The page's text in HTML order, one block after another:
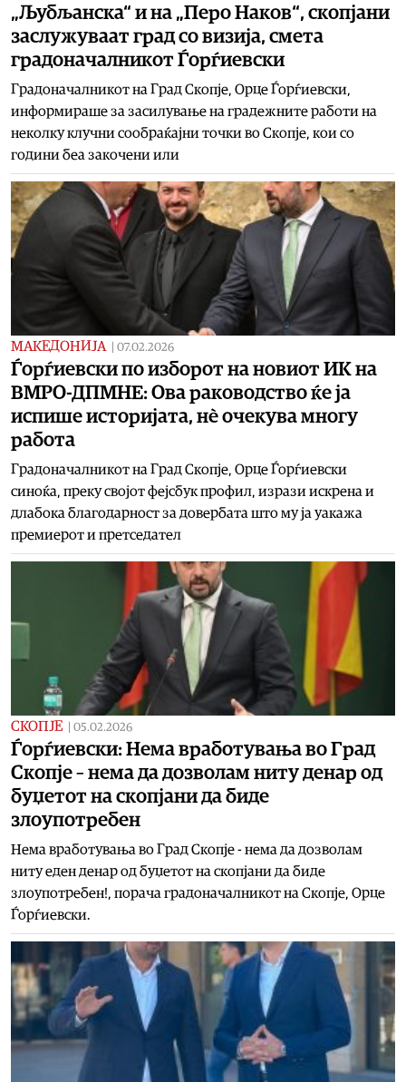
„Љубљанска“ и на „Перо Наков“, скопјани
заслужуваат град со визија, смета
градоначалникот Ѓорѓиевски
Градоначалникот на Град Скопје, Орце Ѓорѓиевски,
информираше за засилување на градежните работи на
неколку клучни сообраќајни точки во Скопје, кои со
години беа закочени или
МАКЕДОНИЈА 07.02.2026
Ѓорѓиевски по изборот на новиот ИК на
ВМРО-ДПМНЕ: Ова раководство ќе ја
испише историјата, нè очекува многу
работа
Градоначалникот на Град Скопје, Орце Ѓорѓиевски
синоќа, преку својот фејсбук профил, изрази искрена и
длабока благодарност за довербата што му ја уакажа
премиерот и претседател
СКОПЈЕ 05.02.2026
Ѓорѓиевски: Нема вработувања во Град
Скопје – нема да дозволам ниту денар од
буџетот на скопјани да биде
злоупотребен
Нема вработувања во Град Скопје - нема да дозволам
ниту еден денар од буџетот на скопјани да биде
злоупотребен!, порача градоначалникот на Скопје, Орце
Ѓорѓиевски.